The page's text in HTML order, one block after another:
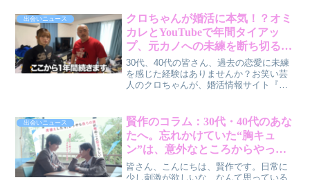
をもとに本音で迫ります。結論から言う
と、使い方を間違えると逆効果になるこ
とも。信頼と自然体で築く関係の大切さ
について、一緒に考えていきましょう。
出会いニュース
クロちゃんが婚活に本気！？オミ
カレとYouTubeで年間タイアッ
プ、元カノへの未練を断ち切る1
年プロジェクトがスタート！
30代、40代の皆さん、過去の恋愛に未練
を感じた経験はありませんか？お笑い芸
人のクロちゃんが、婚活情報サイト『オ
ェクトをYouTubeで開始しました。彼の
奮闘から、私たちも新しい一歩を踏み出
すヒントを見つけられるかもしれませ
ん。
出会いニュース
賢作のコラム：30代・40代のあな
たへ。忘れかけていた“胸キュ
ン”は、意外なところからやって
くる！FOD独占配信ドラマに注目
です
皆さん、こんにちは、賢作です。日常に
少し刺激が欲しいな、なんて思っている